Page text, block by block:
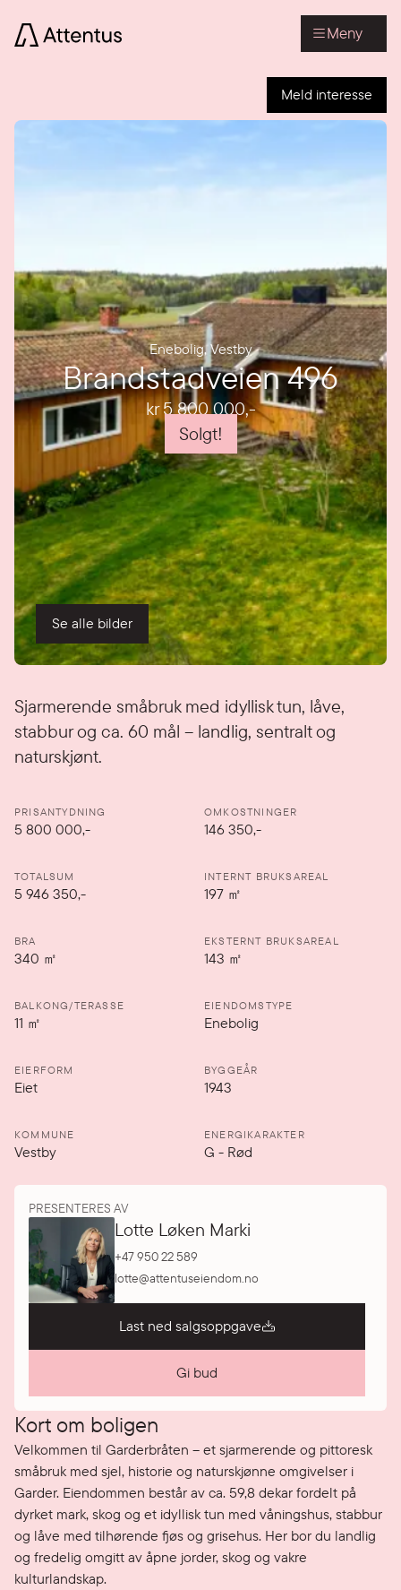
Meny
Meld interesse
Enebolig,Vestby
Brandstadveien 496
kr 5 800 000,-
Solgt!
Se alle bilder
Sjarmerende småbruk med idyllisk tun, låve,
stabbur og ca. 60 mål – landlig, sentralt og
naturskjønt.
Detaljer
PRISANTYDNING
5 800 000,-
OMKOSTNINGER
146 350,-
TOTALSUM
5 946 350,-
INTERNT BRUKSAREAL
197 ㎡
BRA
340 ㎡
EKSTERNT BRUKSAREAL
143 ㎡
BALKONG/TERASSE
11 ㎡
EIENDOMSTYPE
Enebolig
EIERFORM
Eiet
BYGGEÅR
1943
KOMMUNE
Vestby
ENERGIKARAKTER
G - Rød
PRESENTERES AV
Lotte Løken Marki
+47 950 22 589
lotte@attentuseiendom.no
Last ned salgsoppgave
Gi bud
Kort om boligen
Velkommen til Garderbråten – et sjarmerende og pittoresk
småbruk med sjel, historie og naturskjønne omgivelser i
Garder. Eiendommen består av ca. 59,8 dekar fordelt på
dyrket mark, skog og et idyllisk tun med våningshus, stabbur
og låve med tilhørende fjøs og grisehus. Her bor du landlig
og fredelig omgitt av åpne jorder, skog og vakre
kulturlandskap.